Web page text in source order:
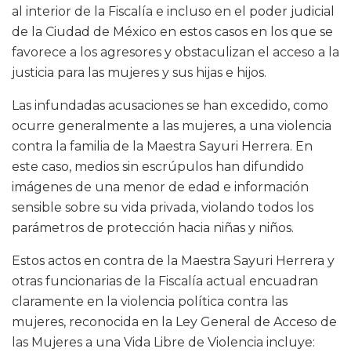
al interior de la Fiscalía e incluso en el poder judicial
de la Ciudad de México en estos casos en los que se
favorece a los agresores y obstaculizan el acceso a la
justicia para las mujeres y sus hijas e hijos.
Las infundadas acusaciones se han excedido, como
ocurre generalmente a las mujeres, a una violencia
contra la familia de la Maestra Sayuri Herrera. En
este caso, medios sin escrúpulos han difundido
imágenes de una menor de edad e información
sensible sobre su vida privada, violando todos los
parámetros de protección hacia niñas y niños.
Estos actos en contra de la Maestra Sayuri Herrera y
otras funcionarias de la Fiscalía actual encuadran
claramente en la violencia política contra las
mujeres, reconocida en la Ley General de Acceso de
las Mujeres a una Vida Libre de Violencia incluye: